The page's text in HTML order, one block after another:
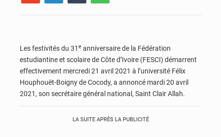
Les festivités du 31 e anniversaire de la Fédération
estudiantine et scolaire de Côte d’Ivoire (FESCI) démarrent
effectivement mercredi 21 avril 2021 à l’université Félix
Houphouët-Boigny de Cocody, a annoncé mardi 20 avril
2021, son secrétaire général national, Saint Clair Allah.
LA SUITE APRÈS LA PUBLICITÉ